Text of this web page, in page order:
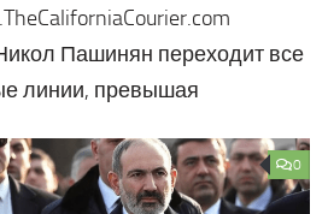
Пашинян переходит все
линии, превышая
0